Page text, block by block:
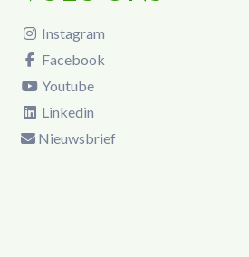
Instagram
Facebook
Youtube
Linkedin
Nieuwsbrief